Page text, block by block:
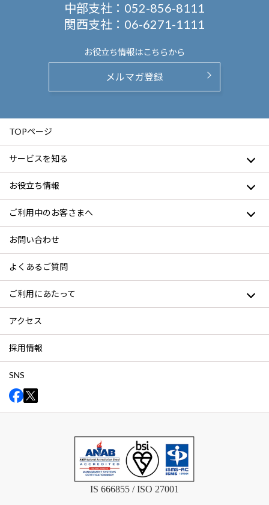
中部支社： 052-856-8111
関西支社： 06-6271-1111
お役立ち情報はこちらから
メルマガ登録
TOPページ
サービスを知る
お役立ち情報
ご利用中のお客さまへ
お問い合わせ
よくあるご質問
ご利用にあたって
アクセス
採用情報
SNS
IS 666855 / ISO 27001